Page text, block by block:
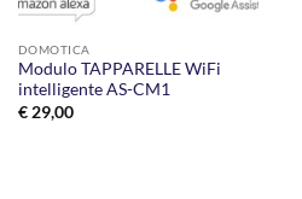
DOMOTICA
Modulo TAPPARELLE WiFi
intelligente AS-CM1
€29,00